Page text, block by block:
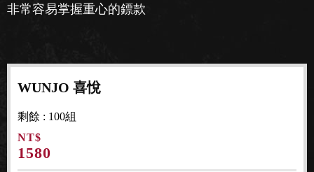
非常容易掌握重心的鏢款
WUNJO 喜悅
剩餘 : 100組
NT$
1580